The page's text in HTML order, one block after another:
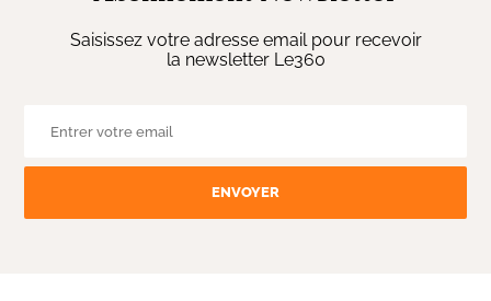
Saisissez votre adresse email pour recevoir
la newsletter Le360
ENVOYER